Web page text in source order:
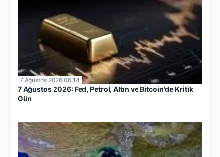
7 Ağustos 2026 06:14
7 Ağustos 2026: Fed, Petrol, Altın ve Bitcoin'de Kritik
Gün